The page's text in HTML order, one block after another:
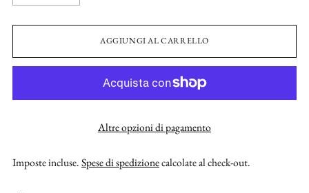
AGGIUNGI AL CARRELLO
Altre opzioni di pagamento
Imposte incluse.Spese di spedizionecalcolate al check-out.